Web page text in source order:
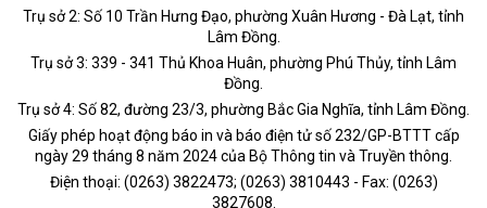
Trụ sở 2: Số 10 Trần Hưng Đạo, phường Xuân Hương - Đà Lạt, tỉnh
Lâm Đồng.
Trụ sở 3: 339 - 341 Thủ Khoa Huân, phường Phú Thủy, tỉnh Lâm
Đồng.
Trụ sở 4: Số 82, đường 23/3, phường Bắc Gia Nghĩa, tỉnh Lâm Đồng.
Giấy phép hoạt động báo in và báo điện tử số 232/GP-BTTT cấp
ngày 29 tháng 8 năm 2024 của Bộ Thông tin và Truyền thông.
Điện thoại: (0263) 3822473; (0263) 3810443 - Fax: (0263)
3827608.